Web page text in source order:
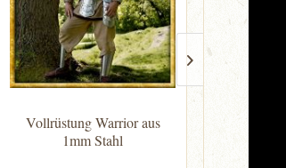
Vollrüstung Warrior aus
1mm Stahl